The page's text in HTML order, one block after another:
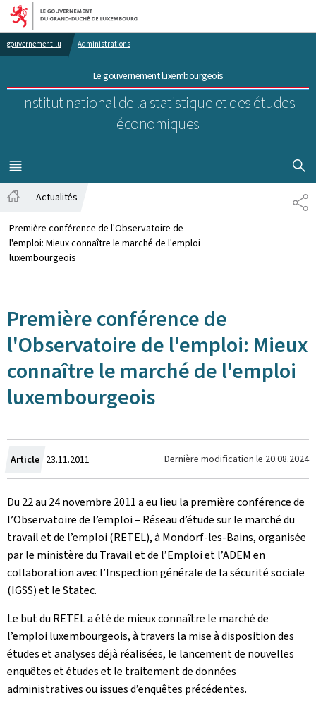
Aller au menu principal
Aller au contenu
gouvernement.lu Administrations
Le gouvernement luxembourgeois
Institut national de la statistique et des études
économiques
MENU
PRINCIPAL
Actualités
Première conférence de l'Observatoire de
l'emploi: Mieux connaître le marché de l'emploi
luxembourgeois
Première conférence de
l'Observatoire de l'emploi: Mieux
connaître le marché de l'emploi
luxembourgeois
Article Crée
le
23.11.2011 Dernière modification le 20.08.2024
Du 22 au 24 novembre 2011 a eu lieu la première conférence de
l’Observatoire de l’emploi – Réseau d’étude sur le marché du
travail et de l’emploi (RETEL), à Mondorf-les-Bains, organisée
par le ministère du Travail et de l’Emploi et l’ADEM en
collaboration avec l’Inspection générale de la sécurité sociale
(IGSS) et le Statec.
Le but du RETEL a été de mieux connaître le marché de
l’emploi luxembourgeois, à travers la mise à disposition des
études et analyses déjà réalisées, le lancement de nouvelles
enquêtes et études et le traitement de données
administratives ou issues d’enquêtes précédentes.